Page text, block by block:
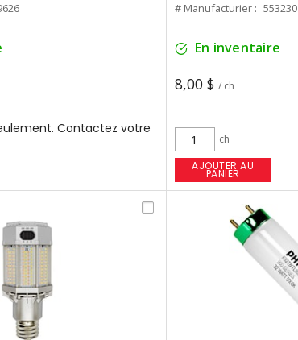
Contactez votre
# Manufacturier : 553230
En inventaire
8,00 $ / ch
ch
AJOUTER AU
PANIER